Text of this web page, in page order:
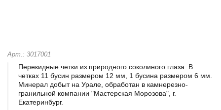
Арт.: 3017001
Перекидные четки из природного соколиного глаза. В
четках 11 бусин размером 12 мм, 1 бусина размером 6 мм.
Минерал добыт на Урале, обработан в камнерезно-
гранильной компании "Мастерская Морозова", г.
Екатеринбург.